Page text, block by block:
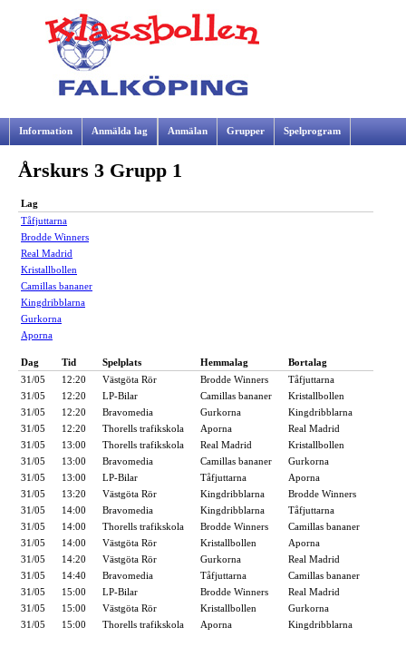
Information Anmälda lag Anmälan Grupper Spelprogram
Samarbetspartners
Årskurs 3 Grupp 1
Lag
Tåfjuttarna
Brodde Winners
Real Madrid
Kristallbollen
Camillas bananer
Kingdribblarna
Gurkorna
Aporna
Dag Tid Spelplats Hemmalag
Bortalag
31/05
12:20 Västgöta Rör Brodde Winners
Tåfjuttarna
31/05
12:20 LP-Bilar Camillas bananer
Kristallbollen
31/05
12:20 Bravomedia Gurkorna
Kingdribblarna
31/05
12:20 Thorells trafikskola Aporna
Real Madrid
31/05
13:00 Thorells trafikskola Real Madrid
Kristallbollen
31/05
13:00 Bravomedia Camillas bananer
Gurkorna
31/05
13:00 LP-Bilar Tåfjuttarna
Aporna
31/05
13:20 Västgöta Rör Kingdribblarna
Brodde Winners
31/05
14:00 Bravomedia Kingdribblarna
Tåfjuttarna
31/05
14:00 Thorells trafikskola Brodde Winners
Camillas bananer
31/05
14:00 Västgöta Rör Kristallbollen
Aporna
31/05
14:20 Västgöta Rör Gurkorna
Real Madrid
31/05
14:40 Bravomedia Tåfjuttarna
Camillas bananer
31/05
15:00 LP-Bilar Brodde Winners
Real Madrid
31/05
15:00 Västgöta Rör Kristallbollen
Gurkorna
31/05
15:00 Thorells trafikskola Aporna Kingdribblarna